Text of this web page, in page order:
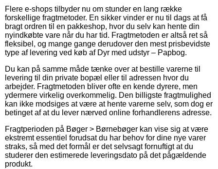
Flere e-shops tilbyder nu om stunder en lang række
forskellige fragtmetoder. En sikker vinder er nu til dags at få
bragt ordren til en pakkeshop, hvor du selv kan hente din
nyindkøbte vare når du har tid. Fragtmetoden er altså ret så
fleksibel, og mange gange derudover den mest prisbevidste
type af levering ved køb af Dyr med udstyr – Papbog.
Du kan på samme måde tænke over at bestille varerne til
levering til din private bopæl eller til adressen hvor du
arbejder. Fragtmetoden bliver ofte en kende dyrere, men
ydermere virkelig overkommelig. Den billigste fragtmulighed
kan ikke modsiges at være at hente varerne selv, som dog er
betinget af at du lever nærved online forhandlerens adresse.
Fragtperioden på Bøger > Børnebøger kan vise sig at være
ekstremt essentiel forudsat du har behov for dine nye varer
straks, så med det formål er det selvsagt fornuftigt at du
studerer den estimerede leveringsdato på det pågældende
produkt.